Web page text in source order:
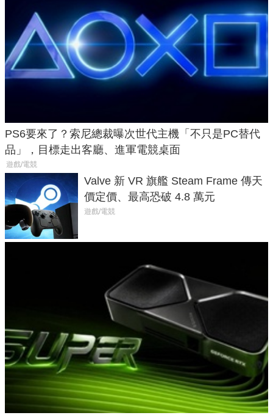
PS6要來了？索尼總裁曝次世代主機「不只是PC替代
品」，目標走出客廳、進軍電競桌面
遊戲/電競
Valve 新 VR 旗艦 Steam Frame 傳天
價定價、最高恐破 4.8 萬元
遊戲/電競